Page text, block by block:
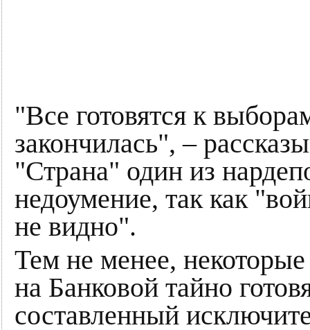
"Все готовятся к
закончилась", –
"Страна" один из
недоумение, так как
не видно".
Тем не менее,
на Банковой тайно
составленный